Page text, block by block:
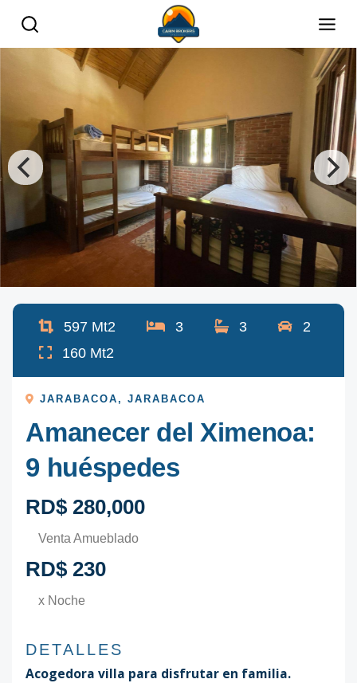
597 Mt2 3 3
2
160 Mt2
JARABACOA ,JARABACOA
Amanecer del Ximenoa:
9 huéspedes
RD$ 280,000
Venta Amueblado
RD$ 230
x Noche
DETALLES
Acogedora villa para disfrutar en familia.